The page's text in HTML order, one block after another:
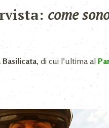
come
Basilicata, di cui l’ultima al